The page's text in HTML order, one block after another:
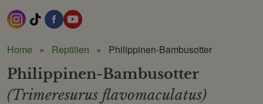
Home Reptilien Philippinen-Bambusotter
Philippinen-Bambusotter
(Trimeresurus flavomaculatus)